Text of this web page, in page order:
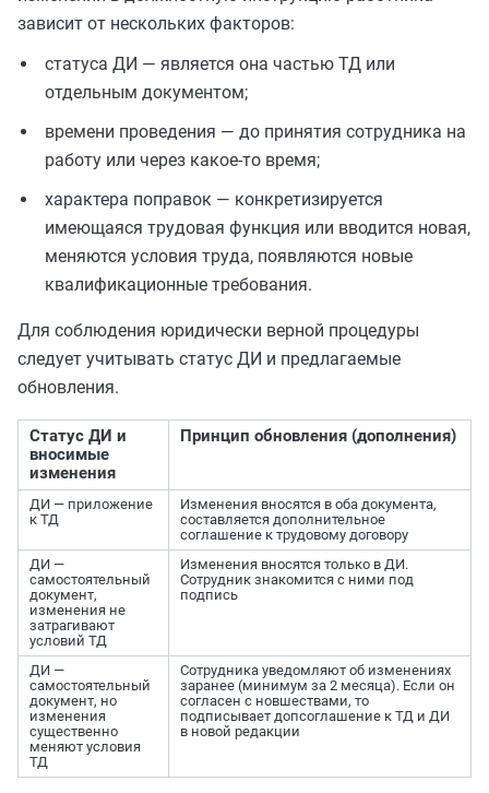
зависит от нескольких факторов:
статуса ДИ — является она частью ТД или
отдельным документом;
времени проведения — до принятия сотрудника на
работу или через какое-то время;
характера поправок — конкретизируется
имеющаяся трудовая функция или вводится новая,
меняются условия труда, появляются новые
квалификационные требования.
Для соблюдения юридически верной процедуры
следует учитывать статус ДИ и предлагаемые
обновления.
Статус ДИ и
вносимые
изменения
Принцип обновления (дополнения)
ДИ — приложение
к ТД
Изменения вносятся в оба документа,
составляется дополнительное
соглашение к трудовому договору
ДИ —
самостоятельный
документ,
изменения не
затрагивают
условий ТД
Изменения вносятся только в ДИ.
Сотрудник знакомится с ними под
подпись
ДИ —
самостоятельный
документ, но
изменения
существенно
меняют условия
ТД
Сотрудника уведомляют об изменениях
заранее (минимум за 2 месяца). Если он
согласен с новшествами, то
подписывает допсоглашение к ТД и ДИ
в новой редакции